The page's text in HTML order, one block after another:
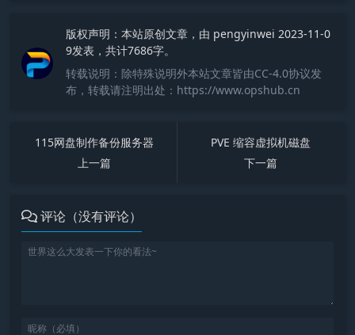
版权声明： 本站原创文章，由 pengyinwei 2023-11-0
9发表，共计7686字。
转载说明： 除特殊说明外本站文章皆由CC-4.0协议发
布，转载请注明出处：https://www.opshub.cn
115网盘制作备份服务器
上一篇
PVE 缩容虚拟机磁盘
下一篇
评论（没有评论）